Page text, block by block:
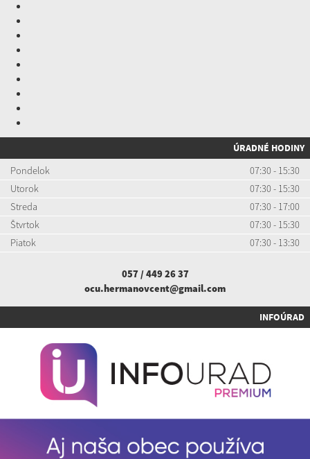
ÚRADNÉ HODINY
Pondelok
07:30 - 15:30
Utorok
07:30 - 15:30
Streda
07:30 - 17:00
Štvrtok
07:30 - 15:30
Piatok
07:30 - 13:30
057 / 449 26 37
ocu.hermanovcent@gmail.com
INFOÚRAD